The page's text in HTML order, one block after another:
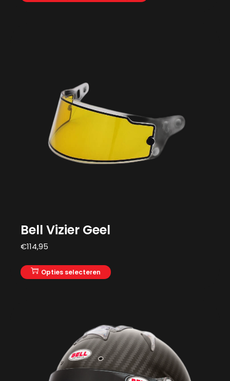
Bell Vizier Geel
€114,95
Opties selecteren